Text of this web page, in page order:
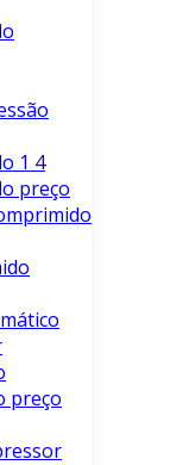
1 4
preço
preço